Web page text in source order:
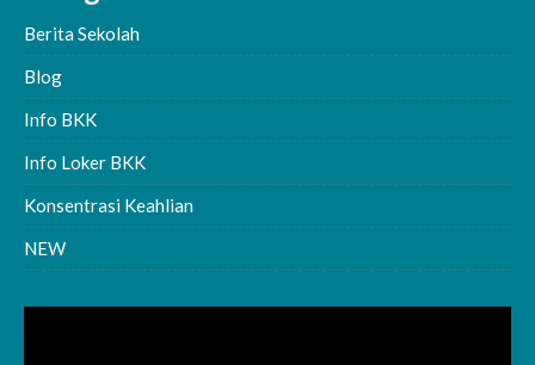
Berita Sekolah
Blog
Info BKK
Info Loker BKK
Konsentrasi Keahlian
NEW